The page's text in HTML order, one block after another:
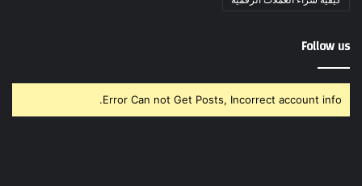
Follow us
Error Can not Get Posts, Incorrect account info.